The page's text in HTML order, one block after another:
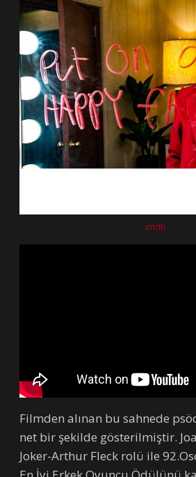
imdb
Filmden alınan bu sahnede
net bir şekilde gösterilmiştir.
Joker-Arthur Fleck rolü ile